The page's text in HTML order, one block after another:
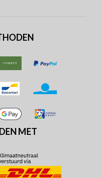
MET